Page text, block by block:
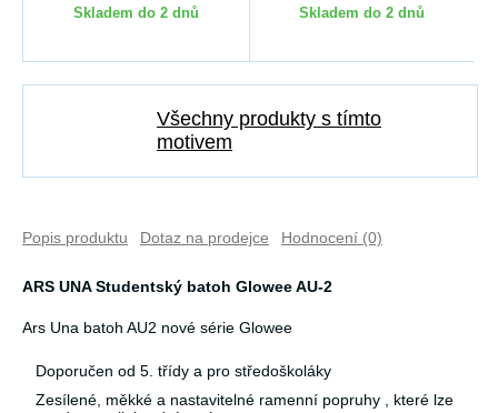
Skladem do 2 dnů Skladem do 2 dnů
Všechny produkty s tímto
motivem
Popis produktu Dotaz na prodejce Hodnocení (0)
ARS UNA Studentský batoh Glowee AU-2
Ars Una batoh AU2 nové série Glowee
Doporučen od 5. třídy a pro středoškoláky
Zesílené, měkké a nastavitelné ramenní popruhy , které lze